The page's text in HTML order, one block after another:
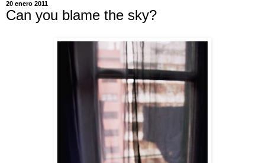
20 enero 2011
Can you blame the sky?